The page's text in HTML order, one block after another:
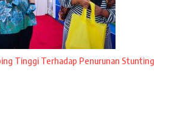
Tinggi Terhadap Penurunan Stunting